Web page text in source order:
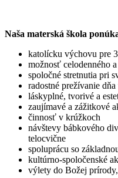
Naša materská škola
katolícku výchovu pre
možnosť celodenného
spoločné stretnutia pri
radostné prežívanie
láskyplné, tvorivé a
zaujímavé a zážitkové
činnosť v krúžkoch
návštevy bábkového
telocvične
spoluprácu so
kultúrno-spoločenské
výlety do Božej